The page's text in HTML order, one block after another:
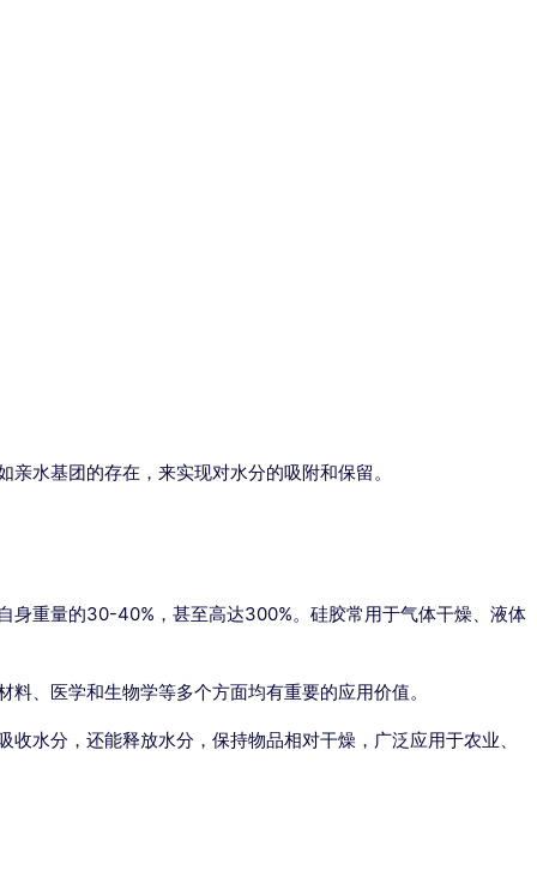
水基团的存在，来实现对水分的吸附和保留。
身重量的30-40%，甚至高达300%。硅胶常用于气体干燥、液体
、医学和生物学等多个方面均有重要的应用价值。
水分，还能释放水分，保持物品相对干燥，广泛应用于农业、